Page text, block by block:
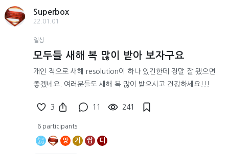
Superbox
22.01.01
일상
모두들 새해 복 많이 받아 보자구요
개인 적으로 새해 resolution이 하나 있긴한데 정말 잘 됐으면
좋겠네요. 여러분들도 새해 복 많이 받으시고 건강하세요!!!
3 11 241
6 participants
앙 기 쌉 디